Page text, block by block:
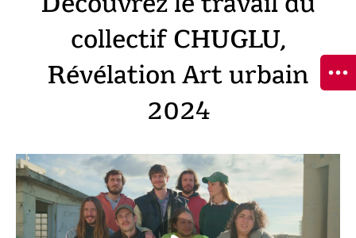
collectif CHUGLU,
Révélation Art urbain
2024